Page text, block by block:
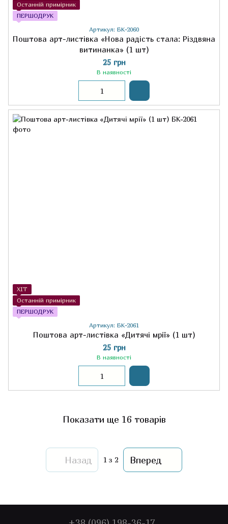
Останній примірник
ПЕРШОДРУК
Артикул: БК-2060
Поштова арт-листівка «Нова радість стала: Різдвяна
витинанка» (1 шт)
25 грн
В наявності
ХІТ
Останній примірник
ПЕРШОДРУК
Артикул: БК-2061
Поштова арт-листівка «Дитячі мрії» (1 шт)
25 грн
В наявності
Показати ще 16 товарів
Назад 1 з 2 Вперед